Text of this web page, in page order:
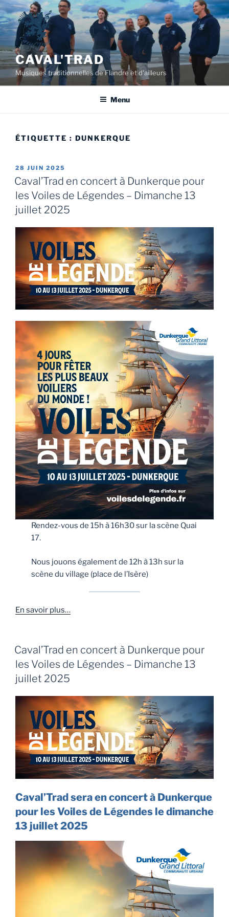
Aller
au
contenu
principal
CAVAL'TRAD
Musiques traditionnelles de Flandre et d'ailleurs
Menu
ÉTIQUETTE : DUNKERQUE
PUBLIÉ
LE
28 JUIN 2025
Caval’Trad en concert à Dunkerque pour
les Voiles de Légendes – Dimanche 13
juillet 2025
Rendez-vous de 15h à 16h30 sur la scène Quai
17.
Nous jouons également de 12h à 13h sur la
scène du village (place de l’Isère)
En savoir plus…
Caval’Trad en concert à Dunkerque pour
les Voiles de Légendes – Dimanche 13
juillet 2025
Caval’Trad sera en concert à Dunkerque
pour les Voiles de Légendes le dimanche
13 juillet 2025